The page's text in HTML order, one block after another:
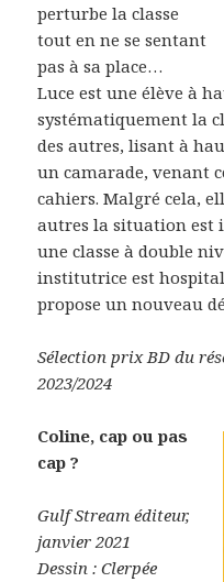
perturbe la classe
tout en ne se sentant
pas à sa place…
Luce est une élève à
systématiquement la
des autres, lisant à
un camarade, venant
cahiers. Malgré cela,
autres la situation est
une classe à double
institutrice est
propose un nouveau
Sélection prix BD du
2023/2024
Coline, cap ou pas
cap ?
Gulf Stream éditeur,
janvier 2021
Dessin : Clerpée